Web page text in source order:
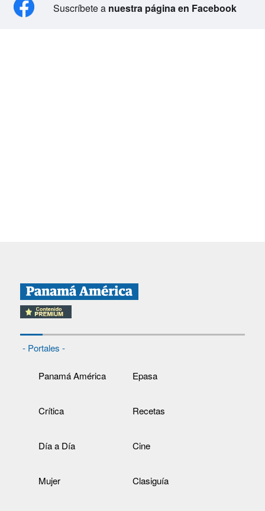
Suscríbete a nuestra página en Facebook
- Portales -
Panamá América Epasa
Crítica Recetas
Día a Día Cine
Mujer Clasiguía